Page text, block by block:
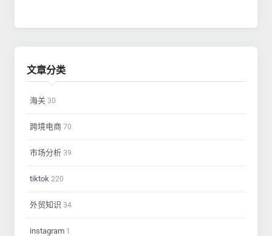
文章分类
海关 30
跨境电商 70
市场分析 39
tiktok 220
外贸知识 34
instagram 1